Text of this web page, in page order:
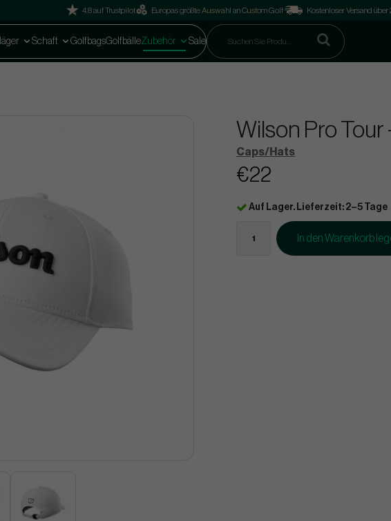
4.8 auf Trustpilot Europas größte Auswahl an Custom Golf Kostenloser Versand über
Schaft GolfbagsGolfbälleZubehör Sale
Wilson Pro Tour
Caps/Hats
€22
Auf Lager. Lieferzeit: 2–5 Tage
In den Warenkorb